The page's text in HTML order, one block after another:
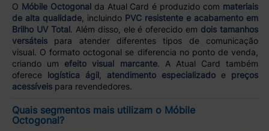
O Móbile Octogonalda Atual Card é produzido com materiais
de alta qualidade, incluindo PVC resistente e acabamento em
Brilho UV Total. Além disso, ele é oferecido em dois tamanhos
versáteispara atender diferentes tipos de comunicação
visual. O formato octogonal se diferencia no ponto de venda,
criando um efeito visual marcante. A Atual Card também
oferece logística ágil, atendimento especializado e preços
acessíveispara revendedores.
Quais segmentos mais utilizam o Móbile
Octogonal?